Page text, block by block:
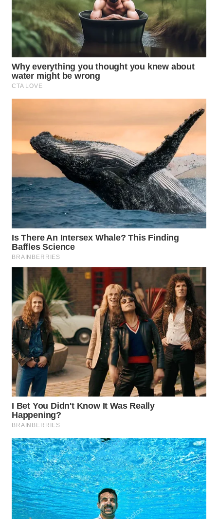
TINGGI
WN
PAKPAK
WN
KARAWANG
WN
BOGOR
WN
DEPOK
WN
TAPANULI
UTARA
WN
SAMOSIR
WN
PADANG
LAWAS
WN
SUMEDANG
WN
CIANJUR
WN
KEPULAUAN
WN
TANGERANG
WN
BINJAI